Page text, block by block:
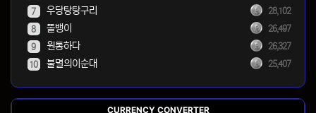
7 우당탕탕구리 28,102
8 똘뱅이 26,497
9 원통하다 26,327
10 불멸의이순대 25,407